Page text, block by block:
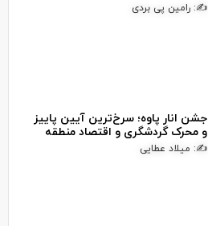
✍: رامین پی بردی
جشن انار پاوه؛ سرخ‌ترین آیین پاییز
و محرک گردشگری و اقتصاد منطقه
✍: میلاد عطایی